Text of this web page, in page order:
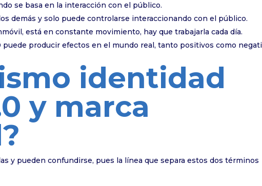
se basa en la interacción con el público.
demás y solo puede controlarse interaccionando con el público.
está en constante movimiento, hay que trabajarla cada día.
puede producir efectos en el mundo real, tanto positivos como
identidad
y marca
y pueden confundirse, pues la línea que separa estos dos términos